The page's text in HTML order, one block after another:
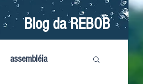
Blog da REBOB
assembléia